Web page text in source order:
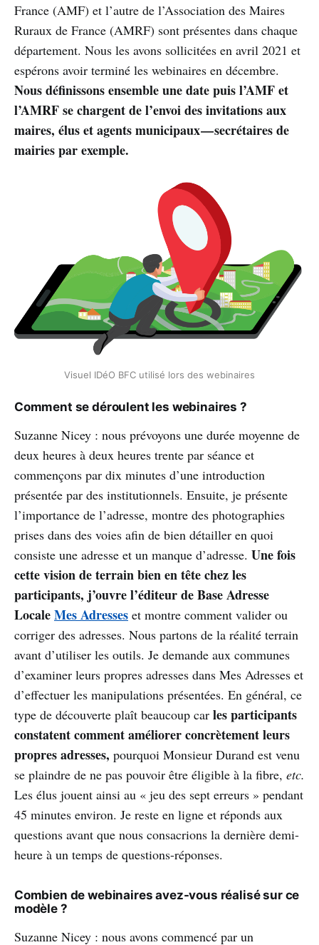
France (AMF) et l’autre de l’Association des Maires
Ruraux de France (AMRF) sont présentes dans chaque
département. Nous les avons sollicitées en avril 2021 et
espérons avoir terminé les webinaires en décembre.
Nous définissons ensemble une date puis l’AMF et
l’AMRF se chargent de l’envoi des invitations aux
maires, élus et agents municipaux — secrétaires de
mairies par exemple.
Visuel IDéO BFC utilisé lors des webinaires
Comment se déroulent les webinaires ?
Suzanne Nicey : nous prévoyons une durée moyenne de
deux heures à deux heures trente par séance et
commençons par dix minutes d’une introduction
présentée par des institutionnels. Ensuite, je présente
l’importance de l’adresse, montre des photographies
prises dans des voies afin de bien détailler en quoi
consiste une adresse et un manque d’adresse. Une fois
cette vision de terrain bien en tête chez les
participants, j’ouvre l’éditeur de Base Adresse
LocaleMes Adresses et montre comment valider ou
corriger des adresses. Nous partons de la réalité terrain
avant d’utiliser les outils. Je demande aux communes
d’examiner leurs propres adresses dans Mes Adresses et
d’effectuer les manipulations présentées. En général, ce
type de découverte plaît beaucoup car les participants
constatent comment améliorer concrètement leurs
propres adresses, pourquoi Monsieur Durand est venu
se plaindre de ne pas pouvoir être éligible à la fibre, etc.
Les élus jouent ainsi au « jeu des sept erreurs » pendant
45 minutes environ. Je reste en ligne et réponds aux
questions avant que nous consacrions la dernière demi-
heure à un temps de questions-réponses.
Combien de webinaires avez-vous réalisé sur ce
modèle ?
Suzanne Nicey : nous avons commencé par un